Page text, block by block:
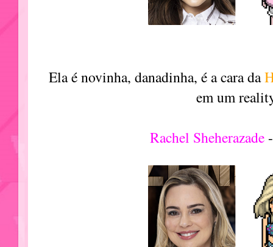
Ela é novinha, danadinha, é a cara da
em um
Rachel Sheherazade